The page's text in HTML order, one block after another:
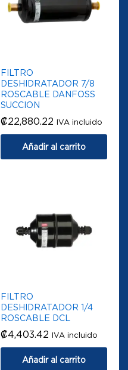
FILTRO
DESHIDRATADOR 7/8
ROSCABLE DANFOSS
SUCCION
₡22,880.22 IVA incluido
Añadir al carrito
FILTRO
DESHIDRATADOR 1/4
ROSCABLE DCL
₡4,403.42 IVA incluido
Añadir al carrito